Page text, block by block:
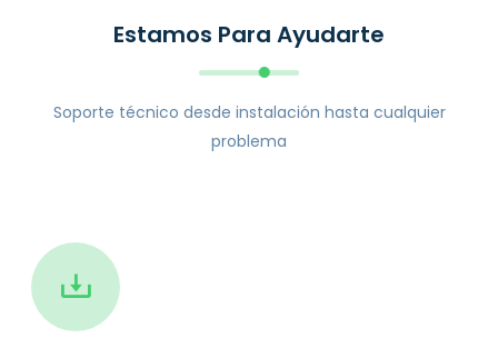
Estamos Para Ayudarte
Soporte técnico desde instalación hasta cualquier
problema